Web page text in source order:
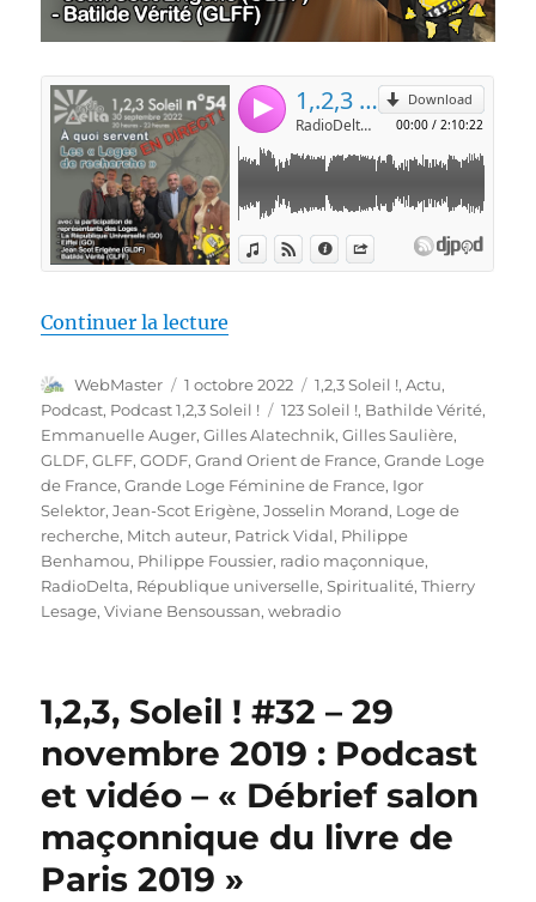
Continuer la lecture
Auteur
WebMaster
Publié
le
1 octobre 2022 Catégories
1,2,3 Soleil !,Actu,
Podcast, Podcast 1,2,3 Soleil ! Étiquettes
123 Soleil !, Bathilde Vérité,
Emmanuelle Auger,Gilles Alatechnik,Gilles Saulière,
GLDF,GLFF,GODF,Grand Orient de France,Grande Loge
de France,Grande Loge Féminine de France, Igor
Selektor,Jean-Scot Erigène,Josselin Morand, Loge de
recherche, Mitch auteur, Patrick Vidal, Philippe
Benhamou, Philippe Foussier, radio maçonnique,
RadioDelta, République universelle,Spiritualité,Thierry
Lesage,Viviane Bensoussan,webradio
1,2,3, Soleil ! #32 – 29
novembre 2019 : Podcast
et vidéo – « Débrief salon
maçonnique du livre de
Paris 2019 »